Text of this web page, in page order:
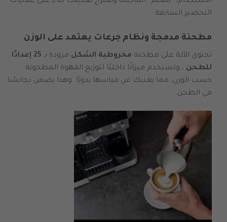
التحضير السابقة.
مطحنة مدمجة ونظام جرعات يعتمد على الوزن
تحتوي الآلة على مطحنة مخروطية الشكل مزودة بـ
25 إعدادًا
للطحن ، وتستخدم ميزانًا داخليًا لتوزيع القهوة المطحونة
حسب الوزن، مما يغنيك عن قياسها يدويًا. وهذا يضمن تجانسًا
في الطحن.